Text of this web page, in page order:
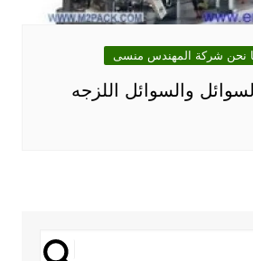
نحن شركة المهندس منسى
والسوائل اللزجه